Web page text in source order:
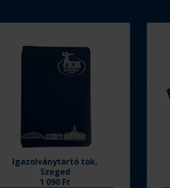
Igazolványtartó tok,
Szeged
1 090 Ft